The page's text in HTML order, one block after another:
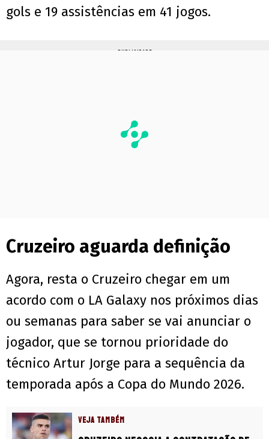
gols e 19 assistências em 41 jogos.
PUBLICIDADE
Cruzeiro aguarda definição
Agora, resta o Cruzeiro chegar em um
acordo com o LA Galaxy nos próximos dias
ou semanas para saber se vai anunciar o
jogador, que se tornou prioridade do
técnico Artur Jorge para a sequência da
temporada após a Copa do Mundo 2026.
VEJA TAMBÉM